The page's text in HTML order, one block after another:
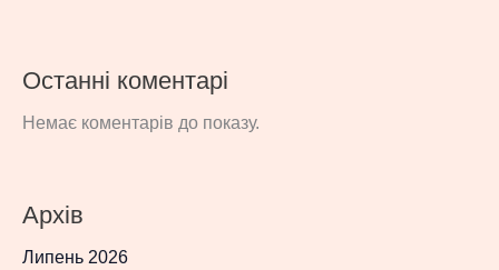
Останні коментарі
Немає коментарів до показу.
Архів
Липень 2026